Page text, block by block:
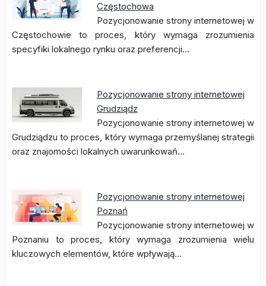
Częstochowa
Pozycjonowanie strony internetowej w
Częstochowie to proces, który wymaga zrozumienia
specyfiki lokalnego rynku oraz preferencji…
Pozycjonowanie strony internetowej
Grudziądz
Pozycjonowanie strony internetowej w
Grudziądzu to proces, który wymaga przemyślanej strategii
oraz znajomości lokalnych uwarunkowań…
Pozycjonowanie strony internetowej
Poznań
Pozycjonowanie strony internetowej w
Poznaniu to proces, który wymaga zrozumienia wielu
kluczowych elementów, które wpływają…